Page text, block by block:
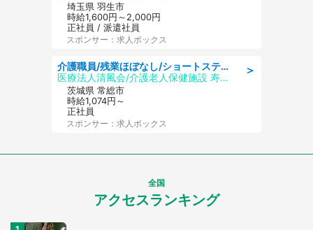
埼玉県 羽生市
時給1,600円～2,000円
正社員 / 派遣社員
スポンサー：求人ボックス
＞
介護職員/残業ほぼなし/ショートステイの介護士/シフト相談可
医療法人清風会/介護老人保健施設 寿桂苑
茨城県 常総市
時給1,074円～
正社員
スポンサー：求人ボックス
全国
アクセスランキング